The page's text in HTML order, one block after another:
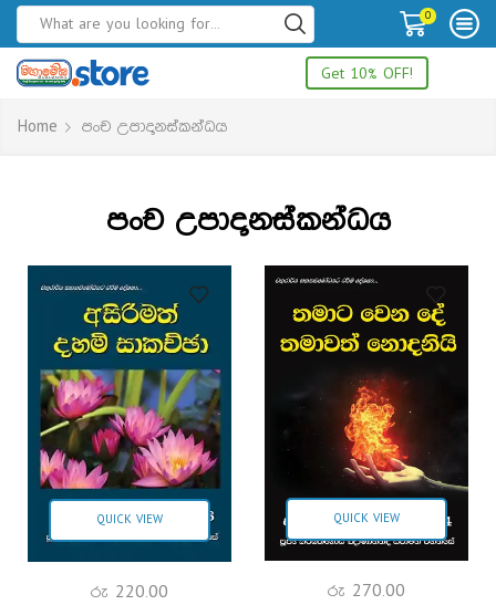
0
Get 10% OFF!
Home පංච උපාදානස්කන්ධය
පංච උපාදානස්කන්ධය
QUICK VIEW
රු 220.00
QUICK VIEW
රු 270.00